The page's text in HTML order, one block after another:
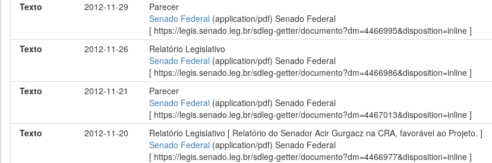
Texto
2012-11-29
Parecer
Senado Federal (application/pdf) Senado Federal
[ https://legis.senado.leg.br/sdleg-getter/documento?dm=4466995&disposition=inline ]
Texto
2012-11-26
Relatório Legislativo
Senado Federal (application/pdf) Senado Federal
[ https://legis.senado.leg.br/sdleg-getter/documento?dm=4466986&disposition=inline ]
Texto
2012-11-21
Parecer
Senado Federal (application/pdf) Senado Federal
[ https://legis.senado.leg.br/sdleg-getter/documento?dm=4467013&disposition=inline ]
Texto
2012-11-20
Relatório Legislativo [ Relatório do Senador Acir Gurgacz na CRA, favorável ao Projeto. ]
Senado Federal (application/pdf) Senado Federal
[ https://legis.senado.leg.br/sdleg-getter/documento?dm=4466977&disposition=inline ]